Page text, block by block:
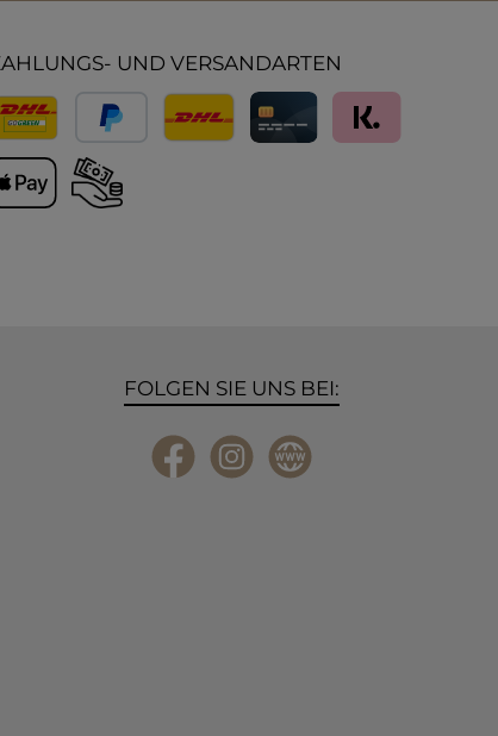
UND VERSANDARTEN
PayPal
FOLGEN SIE UNS BEI:
FacebookInstagramWebsite